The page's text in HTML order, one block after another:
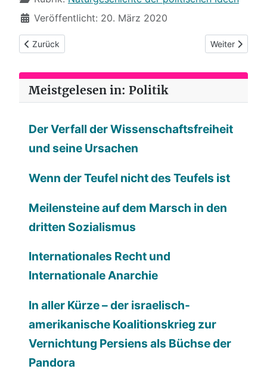
Veröffentlicht: 20. März 2020
Vorheriger Beitrag: (75) 2020: Die EU schottet sich ab
Zurück Nächster
Weiter
Meistgelesen in: Politik
Der Verfall der Wissenschaftsfreiheit
und seine Ursachen
Wenn der Teufel nicht des Teufels ist
Meilensteine auf dem Marsch in den
dritten Sozialismus
Internationales Recht und
Internationale Anarchie
In aller Kürze – der israelisch-
amerikanische Koalitionskrieg zur
Vernichtung Persiens als Büchse der
Pandora